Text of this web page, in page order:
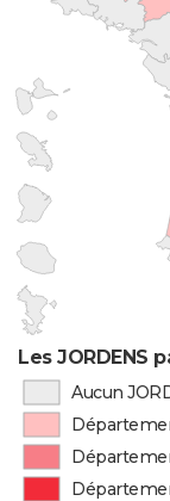
Les JORDENS
Aucun